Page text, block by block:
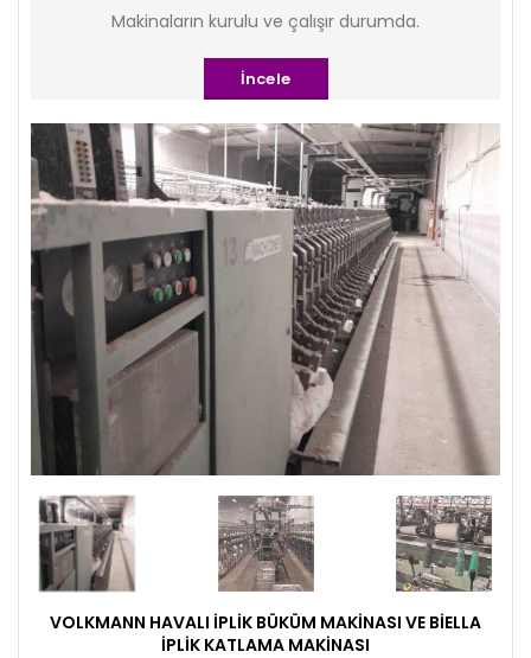
Makinaların kurulu ve çalışır durumda.
İncele
VOLKMANN HAVALI İPLIK BÜKÜM MAKINASI VE BIELLA
İPLIK KATLAMA MAKINASI